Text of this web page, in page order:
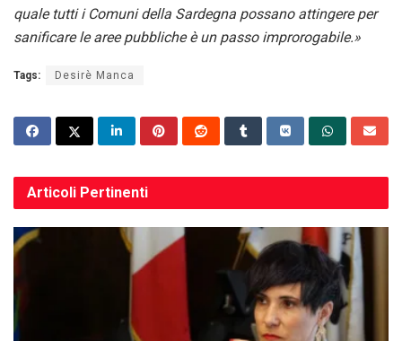
quale tutti i Comuni della Sardegna possano attingere per
sanificare le aree pubbliche è un passo improrogabile.»
Tags: Desirè Manca
Articoli Pertinenti